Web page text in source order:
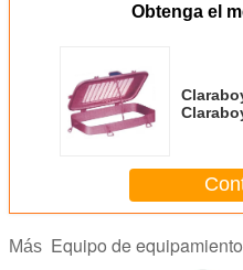
Obtenga el
Más Equipo de